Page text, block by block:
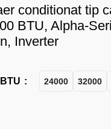
conditionat tip
BTU, Alpha-
Inverter
24000 32000